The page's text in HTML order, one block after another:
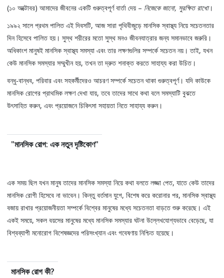
(১০ অক্টোবর) আমাদের জীবনের একটি গুরুত্বপূর্ণ বার্তা দেয় – নিজেকে জানো, সুরক্ষিত রাখো।
১৯৯২ সালে প্রথম পালিত এই দিবসটি, আজ সারা পৃথিবীজুড়ে মানসিক স্বাস্থ্য নিয়ে সচেতনতার
দিন হিসেবে পালিত হয়। সুস্থ শরীরের মতো সুস্থ মনও জীবনযাত্রার জন্য সমানভাবে জরুরি।
অধিকাংশ মানুষই মানসিক স্বাস্থ্য সমস্যা এবং তার লক্ষণগুলির সম্পর্কে সচেতন নয়। তাই, যখন
কেউ মানসিক সমস্যার সম্মুখীন হয়, তখন তা দ্রুত শনাক্ত করতে সাহায্য করা উচিত।
বন্ধু-বান্ধব, পরিবার এবং সহকর্মীদেরও আচরণ সম্পর্কে সচেতন থাকা গুরুত্বপূর্ণ। যদি কাউকে
মানসিক রোগের প্রাথমিক লক্ষণ দেখা যায়, তবে তাদের সাথে কথা বলে সমস্যাটি বুঝতে
উৎসাহিত করুন, এবং প্রয়োজনে চিকিৎসা সহায়তা নিতে সাহায্য করুন।
"মানসিক রোগ: এক নতুন দৃষ্টিকোণ"
এক সময় ছিল যখন মানুষ তাদের মানসিক সমস্যা নিয়ে কথা বলতে লজ্জা পেত, যাতে কেউ তাদের
মানসিক রোগী হিসেবে না ভাবেন। কিন্তু বর্তমান যুগে, বিশেষ করে করোনার পর, মানসিক স্বাস্থ্য
বজায় রাখার প্রয়োজনীয়তা সম্পর্কে বিশ্বের মানুষের মধ্যে সচেতনতা বাড়তে শুরু করেছে। এই
একই সময়ে, সকল বয়সের মানুষের মধ্যে মানসিক সমস্যার ঘটনা উল্লেখযোগ্যভাবে বেড়েছে, যা
বিশ্বব্যাপী মনোরোগ বিশেষজ্ঞদের পরিসংখ্যান এবং গবেষণায় নিশ্চিত হয়েছে।
মানসিক রোগ কী?